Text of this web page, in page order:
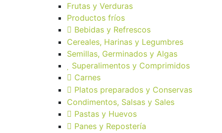
Frutas y Verduras
Productos fríos
Bebidas y Refrescos
Cereales, Harinas y Legumbres
Semillas, Germinados y Algas
Superalimentos y Comprimidos
Carnes
Platos preparados y Conservas
Condimentos, Salsas y Sales
Pastas y Huevos
Panes y Repostería